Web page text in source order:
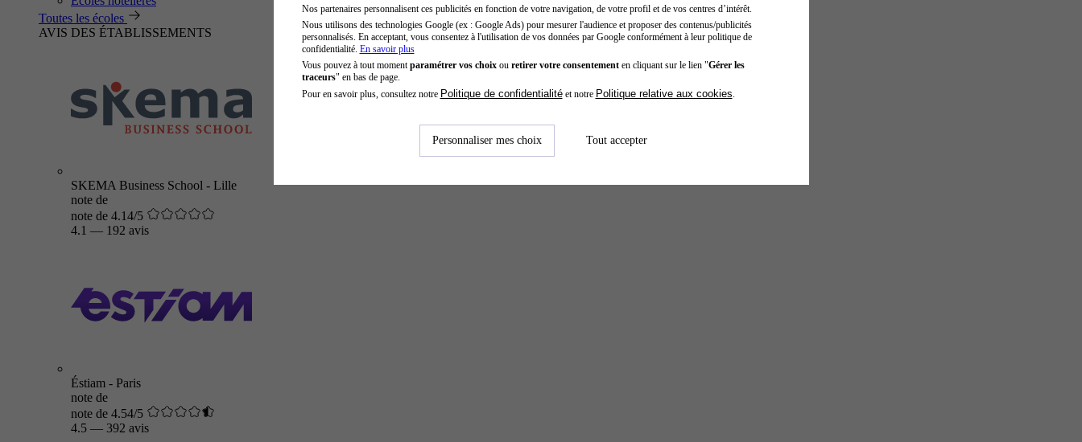
Toutes les écoles
AVIS DES ÉTABLISSEMENTS
SKEMA Business School - Lille
note de
note de 4.14/5
4.1 — 192 avis
Éstiam - Paris
note de
note de 4.54/5
4.5 — 392 avis
Nos partenaires personnalisent ces publicités en fonction de votre navigation, de votre profil et de vos centres d’intérêt.
Nous utilisons des technologies Google (ex : Google Ads) pour mesurer l'audience et proposer des contenus/publicités
personnalisés. En acceptant, vous consentez à l'utilisation de vos données par Google conformément à leur politique de
confidentialité. En savoir plus
Vous pouvez à tout moment paramétrer vos choixou retirer votre consentementen cliquant sur le lien "Gérer les
traceurs" en bas de page.
Pour en savoir plus, consultez notre Politique de confidentialitéet notre Politique relative aux cookies
Personnaliser mes choix Tout accepter